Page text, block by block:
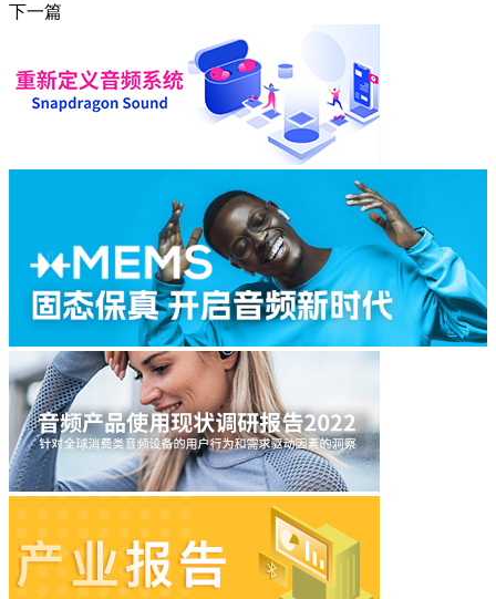
下一篇